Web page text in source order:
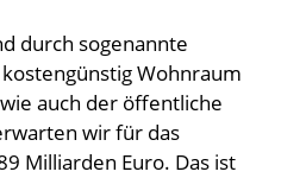
durch sogenannte
Wohnraum
auch der öffentliche
wir für das
Milliarden Euro. Das ist